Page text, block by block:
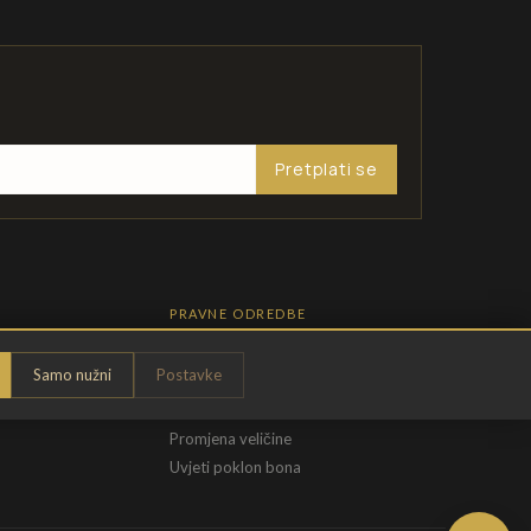
Samo nužni Postavke
Pretplati se
PRAVNE ODREDBE
Pravila privatnosti
Opći uvjeti
Promjena veličine
Uvjeti poklon bona